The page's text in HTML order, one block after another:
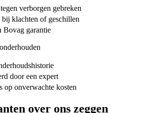
verborgen gebreken
klachten of geschillen
Bovag garantie
door een expert
op onverwachte kosten
over ons zeggen